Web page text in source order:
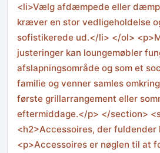
<li>Vælg afdæmpede eller
kræver en stor vedligeholdelse
sofistikerede ud.</li> </ol>
justeringer kan loungemøbler
afslapningsområde og som et
familie og venner samles
første grillarrangement eller
eftermiddage.</p> </section>
<h2>Accessoires, der
<p>Accessoires er nøglen til at